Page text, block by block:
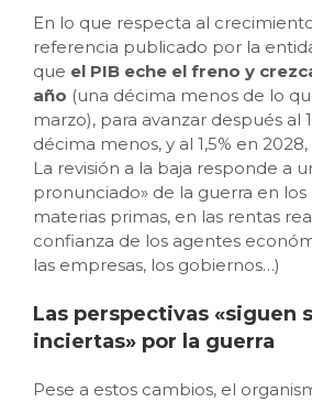
En lo que respecta al
referencia publicado por la
que el PIB eche el freno y
año (una décima menos de lo
marzo), para avanzar después al
décima menos, y al 1,5% en
La revisión a la baja responde a
pronunciado» de la guerra en
materias primas, en las rentas
confianza de los agentes
las empresas, los gobiernos…)
Las perspectivas «siguen
inciertas» por la guerra
Pese a estos cambios, el